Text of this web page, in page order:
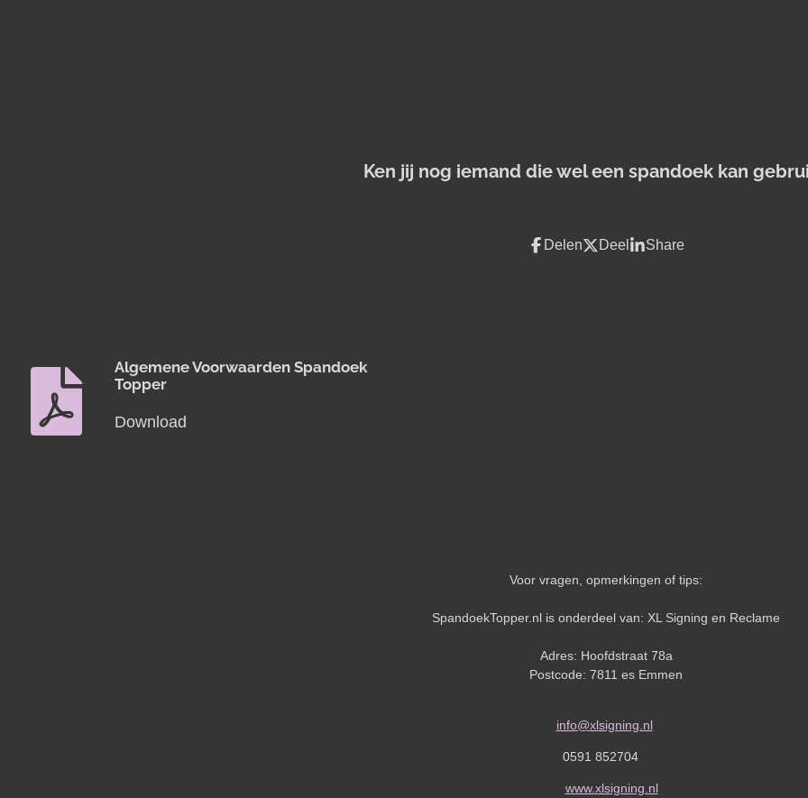
Ken jij nog iemand die wel een spandoek kan
Delen Deel Share
Algemene Voorwaarden Spandoek
Topper
Download
Voor vragen, opmerkingen of tips:
SpandoekTopper.nl is onderdeel van: XL Signing en Reclame
Adres: Hoofdstraat 78a
Postcode: 7811 es Emmen
info@xlsigning.nl
0591 852704
www.xlsigning.nl